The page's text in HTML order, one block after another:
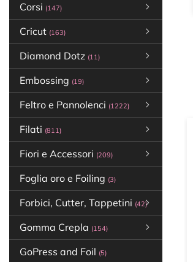
Corsi (147)
Cricut (163)
Diamond Dotz (11)
Embossing (19)
Feltro e Pannolenci (1222)
Filati (811)
Fiori e Accessori (209)
Foglia oro e Foiling (3)
Forbici, Cutter, Tappetini (42)
Gomma Crepla (154)
GoPress and Foil (5)